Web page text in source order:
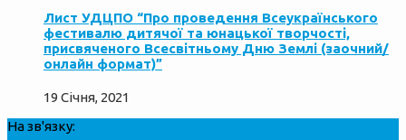
Лист УДЦПО “Про проведення Всеукраїнського
фестивалю дитячої та юнацької творчості,
присвяченого Всесвітньому Дню Землі (заочний/
онлайн формат)”
19 Січня, 2021
На зв'язку: